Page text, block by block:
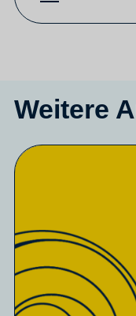
Weitere